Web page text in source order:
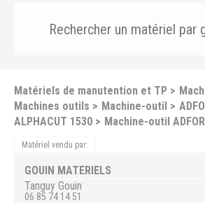
Matériels de manutention et TP
Machines outils
Machine-outil
ALPHACUT 1530
Machine-outil
Matériel vendu par:
GOUIN MATERIELS
Tanguy Gouin
06 85 74 14 51